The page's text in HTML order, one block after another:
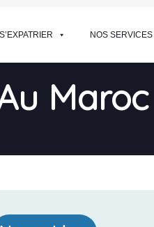
S’EXPATRIER NOS SERVICES
Maroc